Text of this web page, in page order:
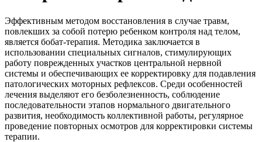
Эффективным методом восстановления в случае травм,
повлекших за собой потерю ребенком контроля над телом,
является бобат-терапия. Методика заключается в
использовании специальных сигналов, стимулирующих
работу поврежденных участков центральной нервной
системы и обеспечивающих ее корректировку для подавления
патологических моторных рефлексов. Среди особенностей
лечения выделяют его безболезненность, соблюдение
последовательности этапов нормального двигательного
развития, необходимость коллективной работы, регулярное
проведение повторных осмотров для корректировки системы
терапии.